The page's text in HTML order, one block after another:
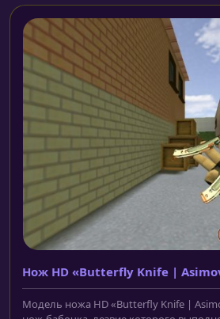
Нож HD «Butterfly Knife |
Модель ножа HD «Butterfly Knife |